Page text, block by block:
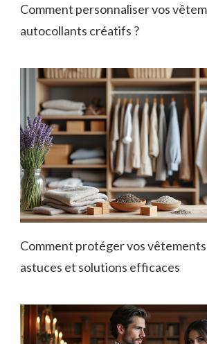
Comment personnaliser vos
autocollants créatifs ?
Comment protéger vos vêtements
astuces et solutions efficaces